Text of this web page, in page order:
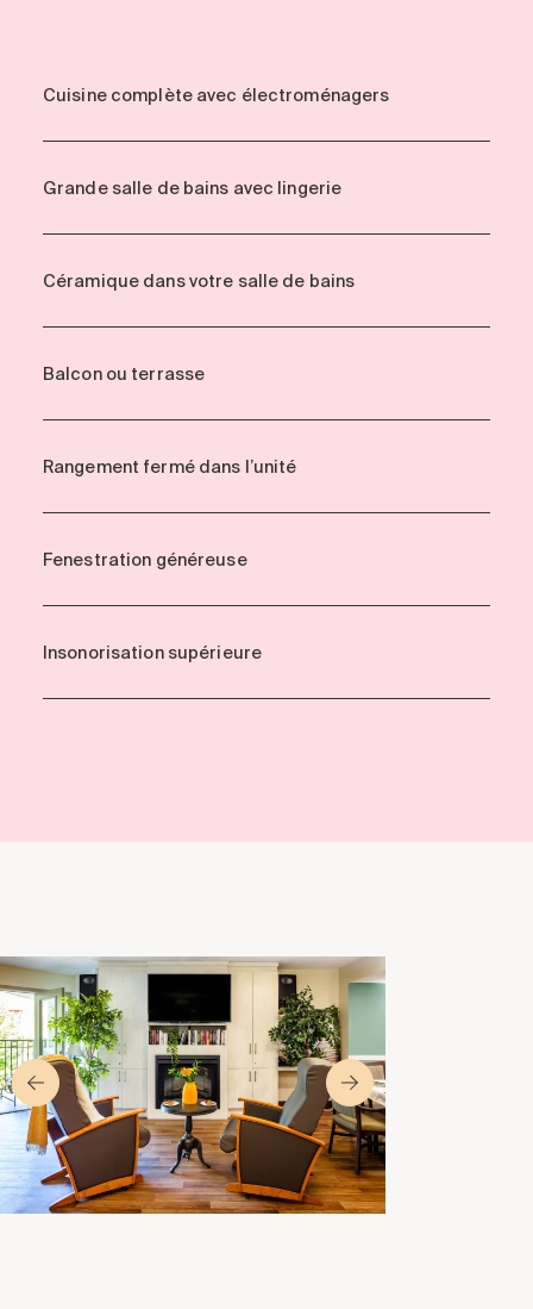
Cuisine complète avec électroménagers
Grande salle de bains avec lingerie
Céramique dans votre salle de bains
Balcon ou terrasse
Rangement fermé dans l’unité
Fenestration généreuse
Insonorisation supérieure